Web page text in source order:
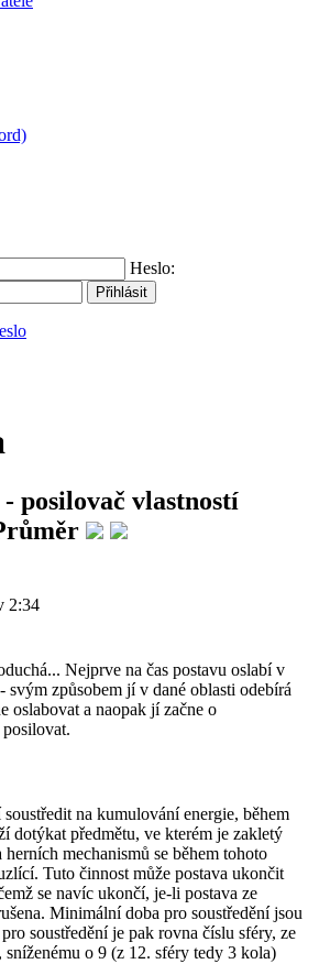
Heslo:
posilovač vlastností
2:34
Nejprve na čas postavu oslabí v
svým způsobem jí v dané oblasti odebírá
oslabovat a naopak jí začne o
soustředit na kumulování energie, během
dotýkat předmětu, ve kterém je zakletý
mechanismů se během tohoto
Tuto činnost může postava ukončit
se navíc ukončí, je-li postava ze
Minimální doba pro soustředění jsou
soustředění je pak rovna číslu sféry, ze
o 9 (z 12. sféry tedy 3 kola)